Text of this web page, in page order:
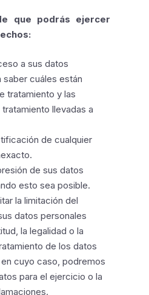
que podrás ejercer
a sus datos
saber cuáles están
tratamiento y las
llevadas a
de cualquier
de sus datos
esto sea posible.
la limitación del
datos personales
la legalidad o la
de los datos
cuyo caso, podremos
para el ejercicio o la